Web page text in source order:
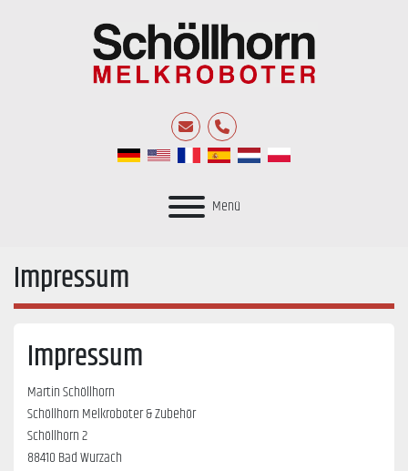
E-Mail Telefon
Menü
Impressum
Impressum
Martin Schöllhorn
Schöllhorn Melkroboter & Zubehör
Schöllhorn 2
88410 Bad Wurzach